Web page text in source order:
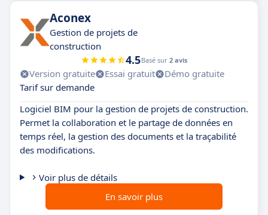
Aconex
Gestion de projets de
construction
4.5Basé sur 2 avis
Version gratuite Essai gratuit
Démo gratuite
Tarif sur demande
Logiciel BIM pour la gestion de projets de construction.
Permet la collaboration et le partage de données en
temps réel, la gestion des documents et la traçabilité
des modifications.
Voir plus de détails
En savoir plus